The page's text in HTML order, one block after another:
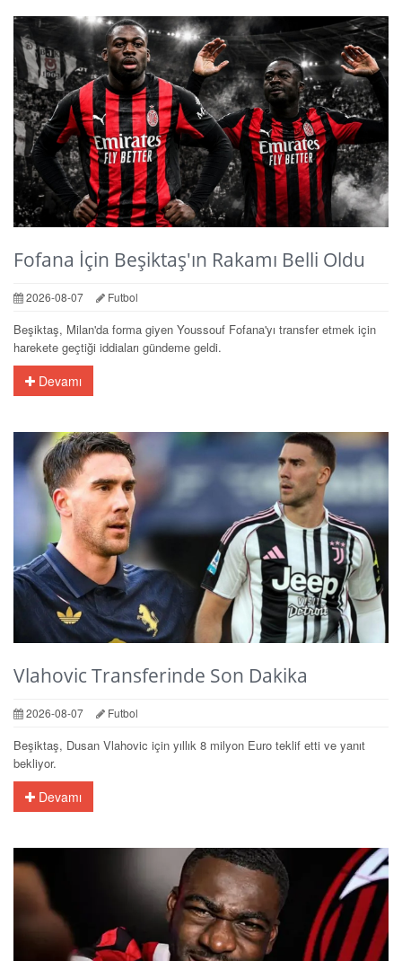
Fofana İçin Beşiktaş'ın Rakamı Belli Oldu
2026-08-07 Futbol
Beşiktaş, Milan'da forma giyen Youssouf Fofana'yı transfer etmek için
harekete geçtiği iddiaları gündeme geldi.
Devamı
Vlahovic Transferinde Son Dakika
2026-08-07 Futbol
Beşiktaş, Dusan Vlahovic için yıllık 8 milyon Euro teklif etti ve yanıt
bekliyor.
Devamı